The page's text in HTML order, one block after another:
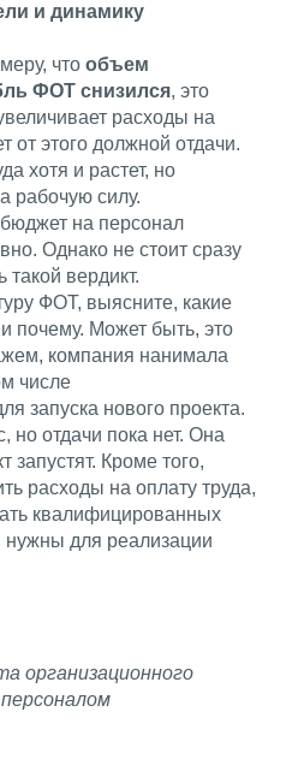
и динамику
что объем
ФОТ снизился, это
расходы на
от этого должной отдачи.
хотя и растет, но
рабочую силу.
на персонал
Однако не стоит сразу
такой вердикт.
ФОТ, выясните, какие
почему. Может быть, это
компания нанимала
числе
запуска нового проекта.
отдачи пока нет. Она
запустят. Кроме того,
расходы на оплату труда,
квалифицированных
нужны для реализации
организационного